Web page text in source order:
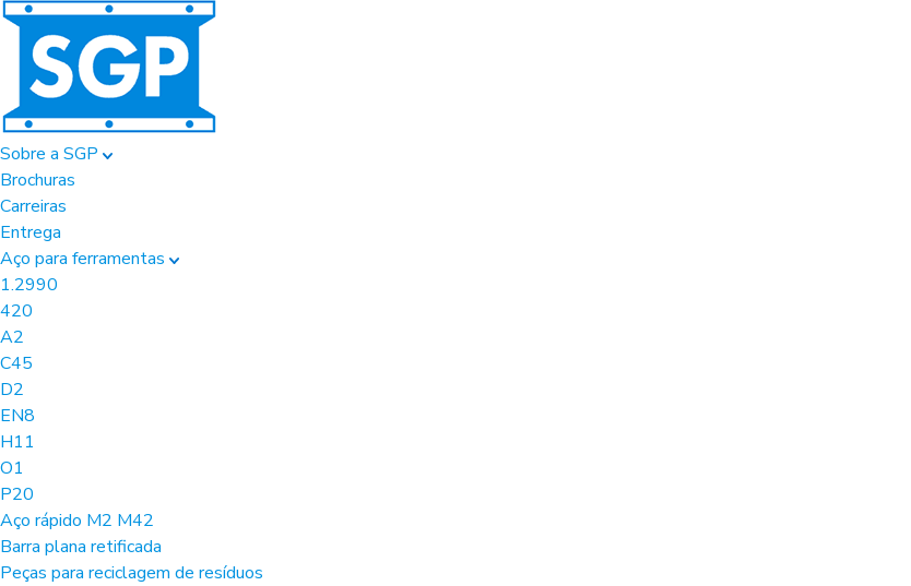
Sobre a SGP
Brochuras
Carreiras
Entrega
Aço para ferramentas
1.2990
420
A2
C45
D2
EN8
H11
O1
P20
Aço rápido M2 M42
Barra plana retificada
Peças para reciclagem de resíduos